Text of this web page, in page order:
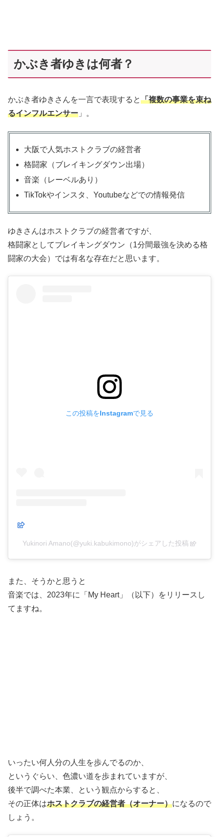
かぶき者ゆきは何者？
かぶき者ゆきさんを一言で表現すると「複数の事業を束ね
るインフルエンサー 」。
大阪で人気ホストクラブの経営者
格闘家（ブレイキングダウン出場）
音楽（レーベルあり）
TikTokやインスタ、Youtubeなどでの情報発信
ゆきさんはホストクラブの経営者ですが、
格闘家としてブレイキングダウン（1分間最強を決める格
闘家の大会）では有名な存在だと思います。
この投稿をInstagramで見る
Yukinori Amano(@yuki.kabukimono)がシェアした投稿
また、そうかと思うと
音楽では、2023年に「My Heart」（以下）をリリースし
てますね。
いったい何人分の人生を歩んでるのか、
というぐらい、色濃い道を歩まれていますが、
後半で調べた本業、という観点からすると、
その正体はホストクラブの経営者（オーナー）になるので
しょう。